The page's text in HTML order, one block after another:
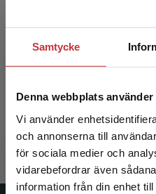
Samtycke
Denna webbplats
Vi använder
och annonserna till
för sociala medier och
vidarebefordrar även
information från din enhet
Begränsad
Artéus, G -
354 krinkl. moms
Exkl. moms: 334